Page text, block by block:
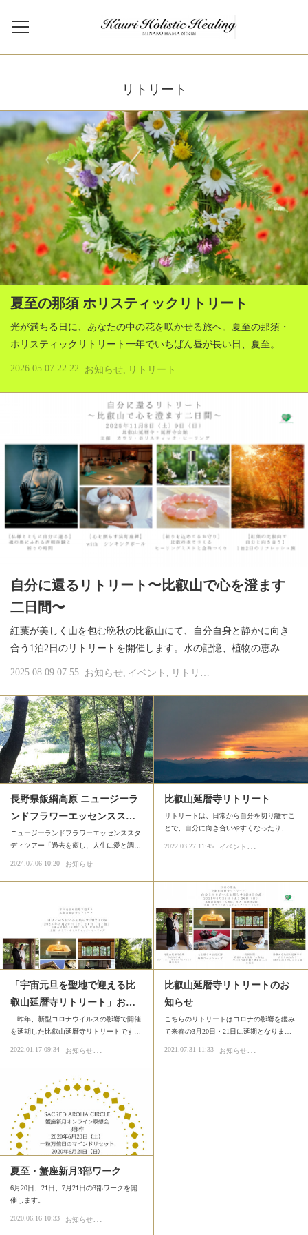
リトリート
夏至の那須 ホリスティックリトリート
光が満ちる日に、あなたの中の花を咲かせる旅へ。夏至の那須・
ホリスティックリトリート一年でいちばん昼が長い日、夏至。…
2026.05.07 22:22 お知らせ リトリート
自分に還るリトリート〜比叡山で心を澄ます
二日間〜
紅葉が美しく山を包む晩秋の比叡山にて、自分自身と静かに向き
合う1泊2日のリトリートを開催します。水の記憶、植物の恵み…
2025.08.09 07:55 お知らせ イベント リトリート
長野県飯綱高原 ニュージーラ
ンドフラワーエッセンスス…
ニュージーランドフラワーエッセンススタ
ディツアー「過去を癒し、人生に愛と調…
2024.07.06 10:20 お
知らせイベント
比叡山延暦寺リトリート
リトリートは、日常から自分を切り離すこ
とで、自分に向き合いやすくなったり、…
2022.03.27 11:45 イ
ベント単発講座・ワーク
「宇宙元旦を聖地で迎える比
叡山延暦寺リトリート」お…
昨年、新型コロナウイルスの影響で開催
を延期した比叡山延暦寺リトリートです…
2022.01.17 09:34 単発講座・ワークショップ リトリート
比叡山延暦寺リトリートのお
知らせ
こちらのリトリートはコロナの影響を鑑み
て来春の3月20日・21日に延期となりま…
2021.07.31 11:33
夏至・蟹座新月3部ワーク
6月20日、21日、7月21日の3部ワークを開
催します。
2020.06.16 10:33